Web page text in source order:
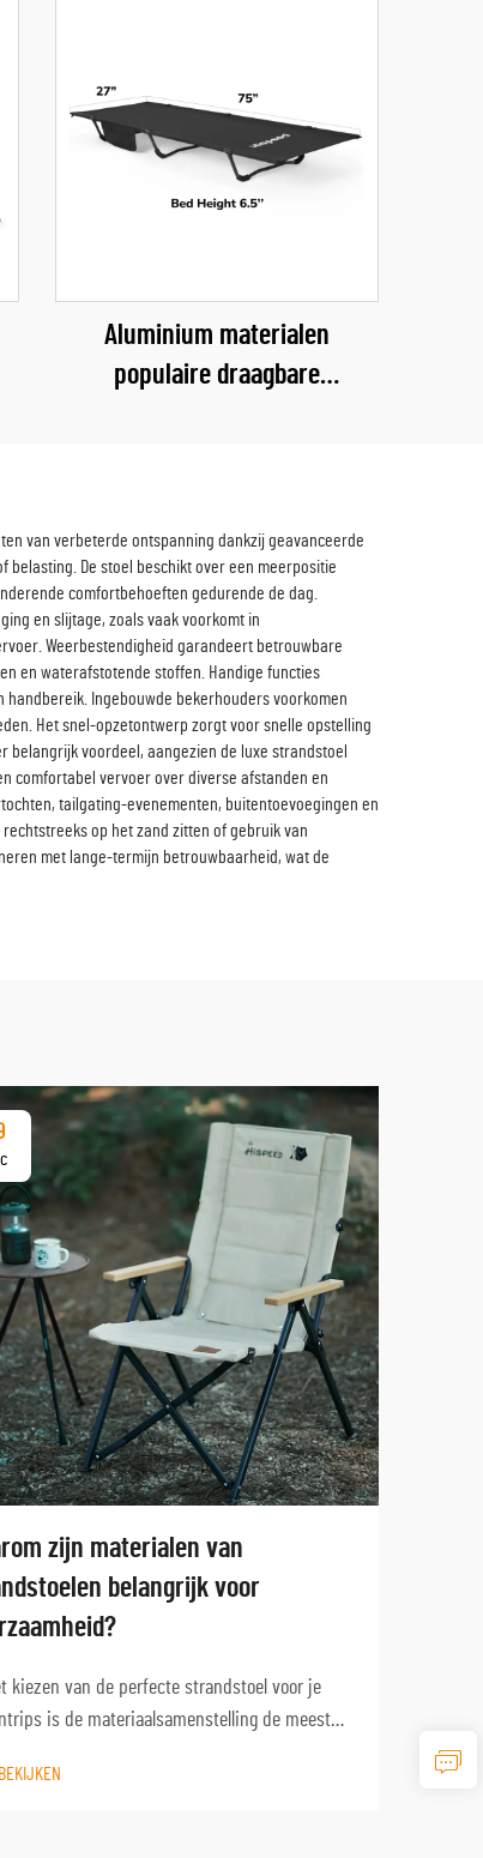
Aluminium materialen
populaire draagbare
van verbeterde ontspanning dankzij geavanceerde
De stoel beschikt over een meerpositie
comfortbehoeften gedurende de dag.
en slijtage, zoals vaak voorkomt in
Weerbestendigheid garandeert betrouwbare
en waterafstotende stoffen. Handige functies
Ingebouwde bekerhouders voorkomen
Het snel-opzetontwerp zorgt voor snelle opstelling
voordeel, aangezien de luxe strandstoel
comfortabel vervoer over diverse afstanden en
tailgating-evenementen, buitentoevoegingen en
op het zand zitten of gebruik van
met lange-termijn betrouwbaarheid, wat de
zijn materialen van
belangrijk voor
kiezen van de perfecte strandstoel voor je
is de materiaalsamenstelling de meest
De zware kustomgeving brengt unieke
tocht
je